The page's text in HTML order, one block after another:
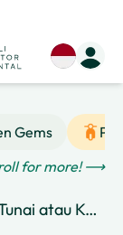
Gems
for more! ⟶
Penting untuk Pelancong